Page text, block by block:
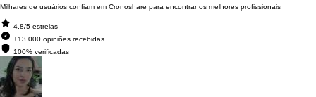
Milhares de usuários confiam em Cronoshare para encontrar os melhores profissionais
4.8/5 estrelas
+13.000 opiniões recebidas
100% verificadas